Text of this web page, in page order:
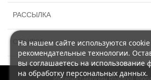
РАССЫЛКА
ССЫЛКИ
На нашем сайте используются
рекомендательные технологии.
вы соглашаетесь на использование
на обработку персональных данных.